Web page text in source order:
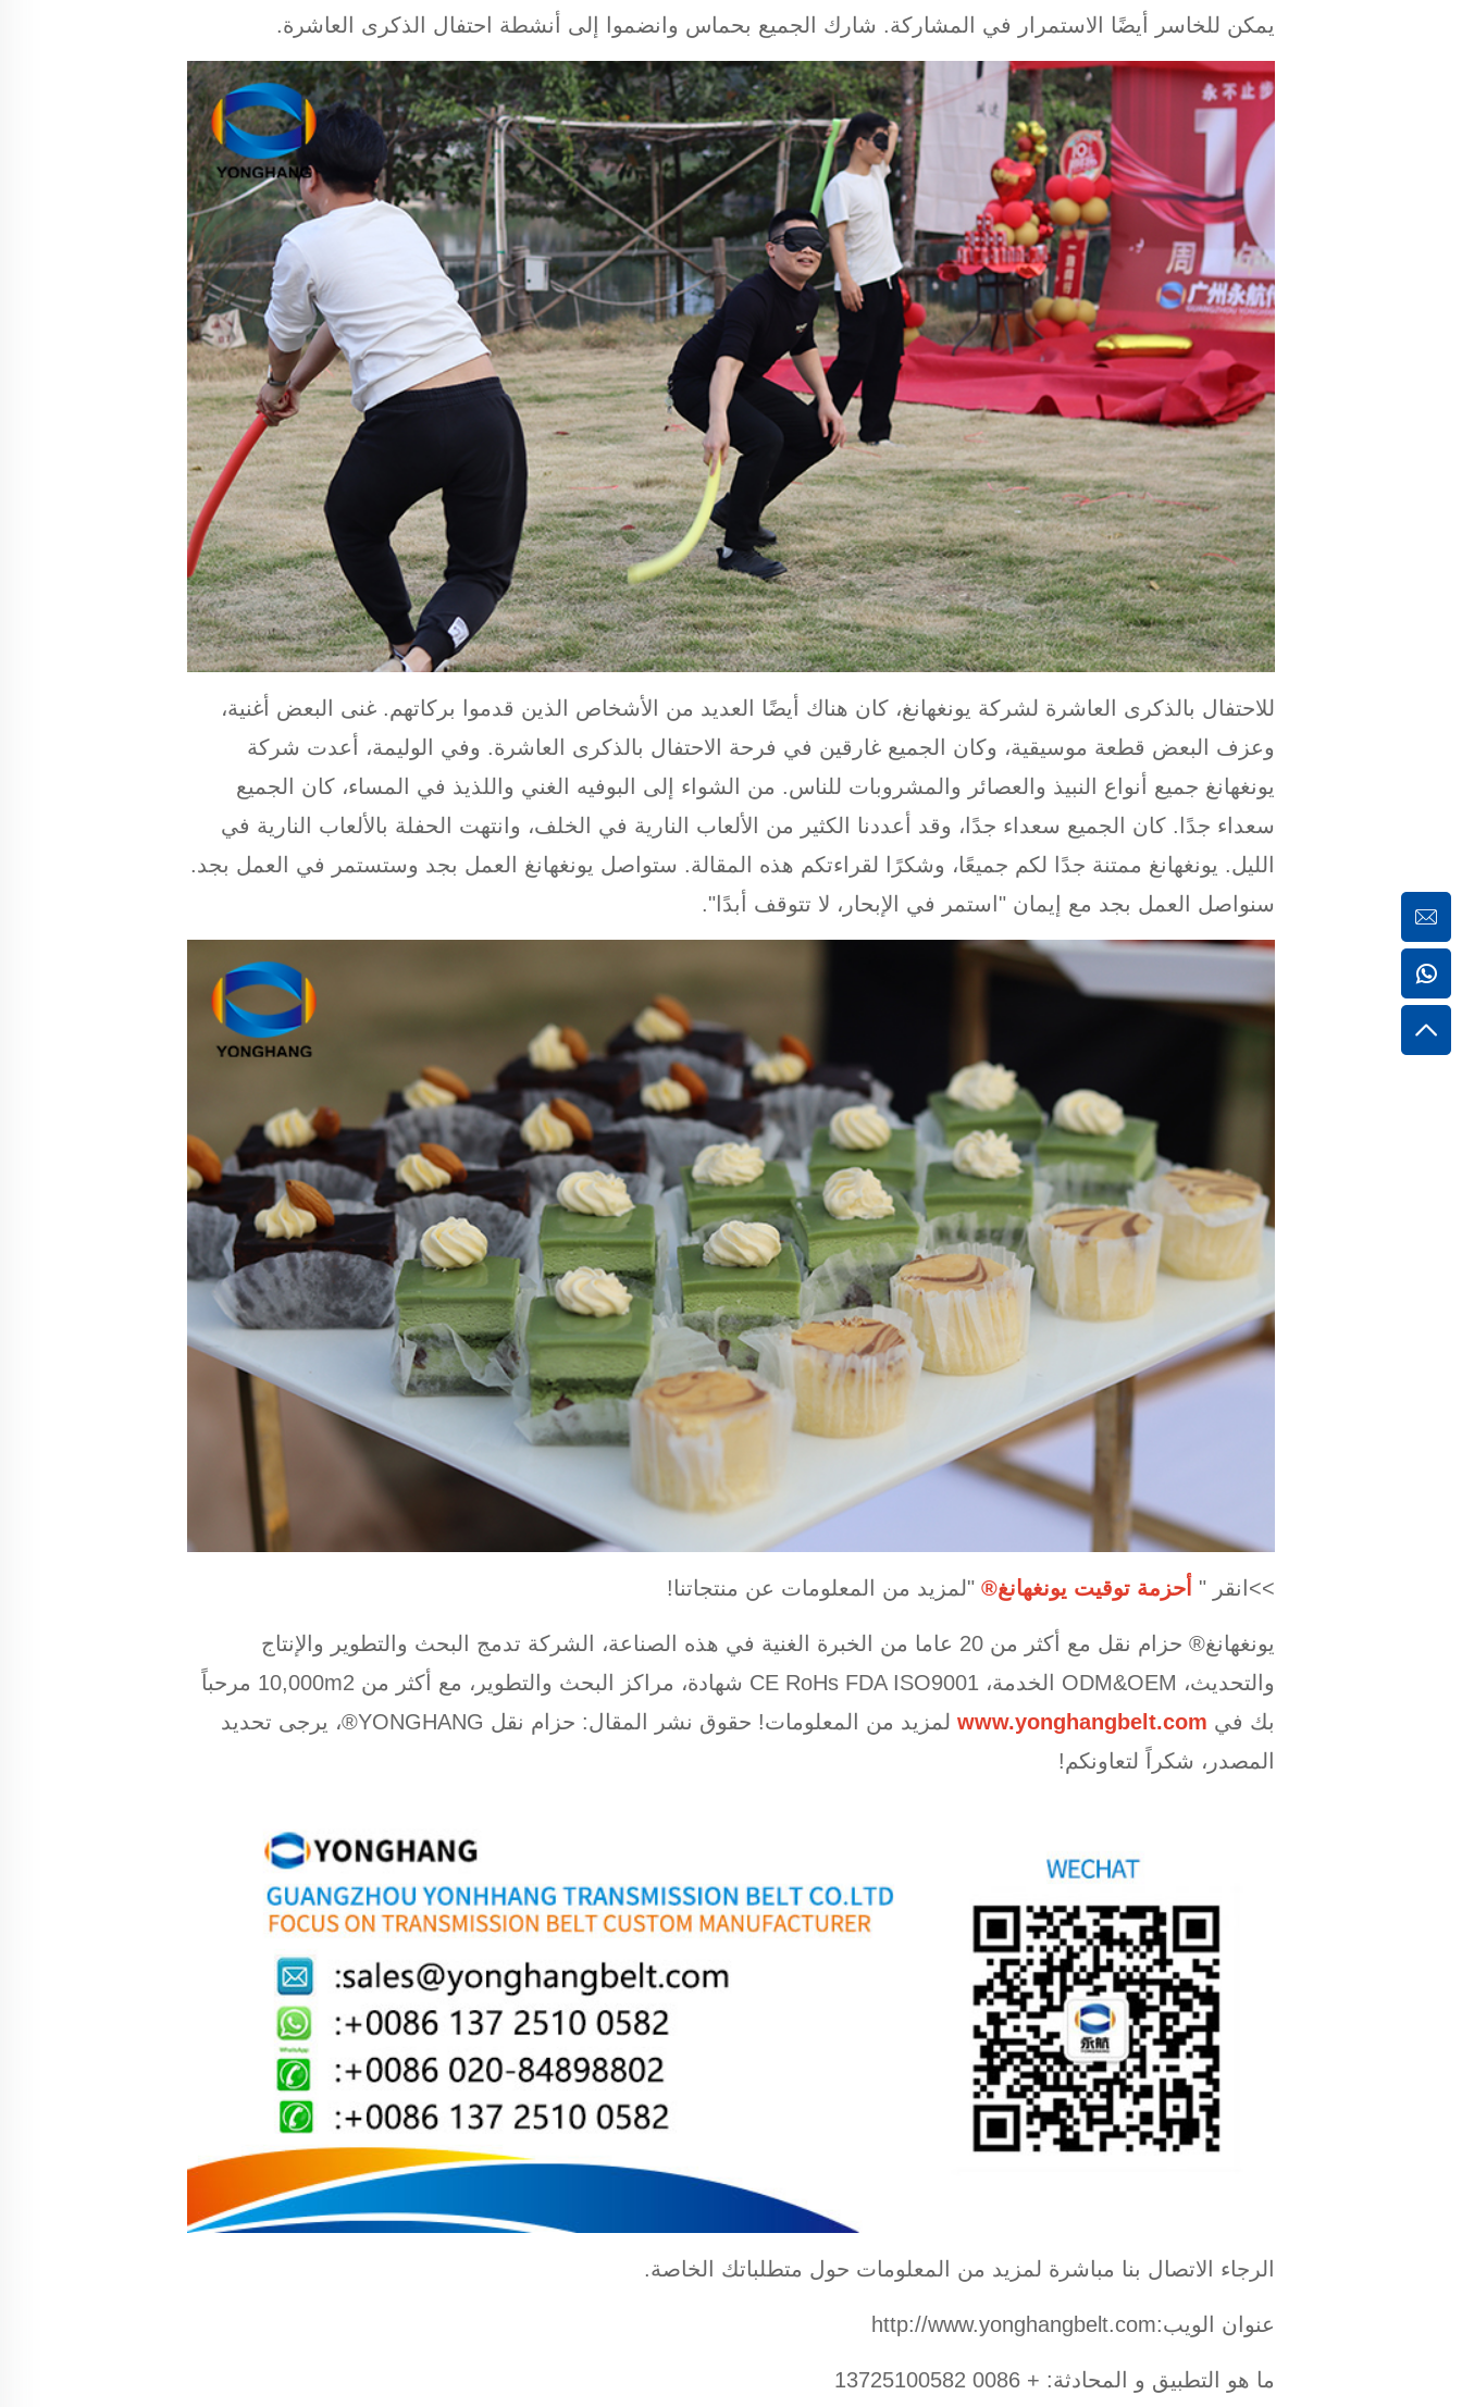
يمكن للخاسر أيضًا الاستمرار في المشاركة. شارك الجميع بحماس وانضموا إلى أنشطة احتفال الذكرى العاشرة.
للاحتفال بالذكرى العاشرة لشركة يونغهانغ، كان هناك أيضًا العديد من الأشخاص الذين قدموا بركاتهم. غنى البعض أغنية،
وعزف البعض قطعة موسيقية، وكان الجميع غارقين في فرحة الاحتفال بالذكرى العاشرة. وفي الوليمة، أعدت شركة
يونغهانغ جميع أنواع النبيذ والعصائر والمشروبات للناس. من الشواء إلى البوفيه الغني واللذيذ في المساء، كان الجميع
سعداء جدًا. كان الجميع سعداء جدًا، وقد أعددنا الكثير من الألعاب النارية في الخلف، وانتهت الحفلة بالألعاب النارية في
الليل. يونغهانغ ممتنة جدًا لكم جميعًا، وشكرًا لقراءتكم هذه المقالة. ستواصل يونغهانغ العمل بجد وستستمر في العمل بجد.
سنواصل العمل بجد مع إيمان "استمر في الإبحار، لا تتوقف أبدًا".
>>انقر " أحزمة توقيت يونغهانغ® "لمزيد من المعلومات عن منتجاتنا!
يونغهانغ® حزام نقل مع أكثر من 20 عاما من الخبرة الغنية في هذه الصناعة، الشركة تدمج البحث والتطوير والإنتاج
والتحديث، ODM&OEM الخدمة، CE RoHs FDA ISO9001 شهادة، مراكز البحث والتطوير، مع أكثر من 10,000m2 مرحباً
بك في www.yonghangbelt.com
لمزيد من المعلومات! حقوق نشر المقال: حزام نقل YONGHANG®، يرجى تحديد
المصدر، شكراً لتعاونكم!
الرجاء الاتصال بنا مباشرة لمزيد من المعلومات حول متطلباتك الخاصة.
عنوان الويب:http://www.yonghangbelt.com
ما هو التطبيق و المحادثة: + 0086 13725100582